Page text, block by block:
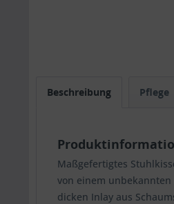
Beschreibung Pflege
Maßgefertigtes
von einem
dicken Inlay aus